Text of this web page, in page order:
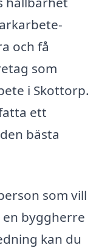
och få
som
i Skottorp.
ett
bästa
som vill
byggherre
kan du